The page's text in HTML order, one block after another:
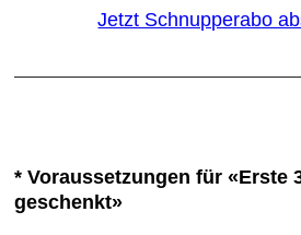
Jetzt Schnupperabo
* Voraussetzungen für «Erste
geschenkt»